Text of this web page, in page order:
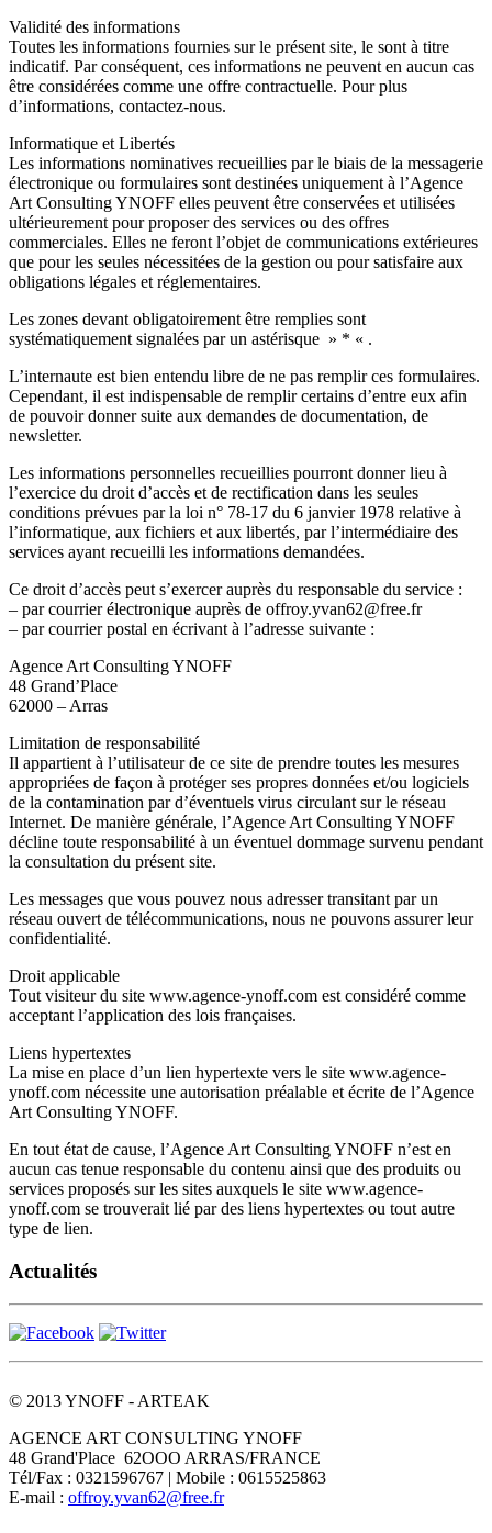
Validité des informations
Toutes les informations fournies sur le présent site, le sont à titre
indicatif. Par conséquent, ces informations ne peuvent en aucun cas
être considérées comme une offre contractuelle. Pour plus
d’informations, contactez-nous.
Informatique et Libertés
Les informations nominatives recueillies par le biais de la messagerie
électronique ou formulaires sont destinées uniquement à l’Agence
Art Consulting YNOFF elles peuvent être conservées et utilisées
ultérieurement pour proposer des services ou des offres
commerciales. Elles ne feront l’objet de communications extérieures
que pour les seules nécessitées de la gestion ou pour satisfaire aux
obligations légales et réglementaires.
Les zones devant obligatoirement être remplies sont
systématiquement signalées par un astérisque » * « .
L’internaute est bien entendu libre de ne pas remplir ces formulaires.
Cependant, il est indispensable de remplir certains d’entre eux afin
de pouvoir donner suite aux demandes de documentation, de
newsletter.
Les informations personnelles recueillies pourront donner lieu à
l’exercice du droit d’accès et de rectification dans les seules
conditions prévues par la loi n° 78-17 du 6 janvier 1978 relative à
l’informatique, aux fichiers et aux libertés, par l’intermédiaire des
services ayant recueilli les informations demandées.
Ce droit d’accès peut s’exercer auprès du responsable du service :
– par courrier électronique auprès de offroy.yvan62@free.fr
– par courrier postal en écrivant à l’adresse suivante :
Agence Art Consulting YNOFF
48 Grand’Place
62000 – Arras
Limitation de responsabilité
Il appartient à l’utilisateur de ce site de prendre toutes les mesures
appropriées de façon à protéger ses propres données et/ou logiciels
de la contamination par d’éventuels virus circulant sur le réseau
Internet. De manière générale, l’Agence Art Consulting YNOFF
décline toute responsabilité à un éventuel dommage survenu pendant
la consultation du présent site.
Les messages que vous pouvez nous adresser transitant par un
réseau ouvert de télécommunications, nous ne pouvons assurer leur
confidentialité.
Droit applicable
Tout visiteur du site www.agence-ynoff.com est considéré comme
acceptant l’application des lois françaises.
Liens hypertextes
La mise en place d’un lien hypertexte vers le site www.agence-
ynoff.com nécessite une autorisation préalable et écrite de l’Agence
Art Consulting YNOFF.
En tout état de cause, l’Agence Art Consulting YNOFF n’est en
aucun cas tenue responsable du contenu ainsi que des produits ou
services proposés sur les sites auxquels le site www.agence-
ynoff.com se trouverait lié par des liens hypertextes ou tout autre
type de lien.
Actualités
© 2013 YNOFF - ARTEAK
AGENCE ART CONSULTING YNOFF
48 Grand'Place 62OOO ARRAS/FRANCE
Tél/Fax : 0321596767 | Mobile : 0615525863
E-mail : offroy.yvan62@free.fr